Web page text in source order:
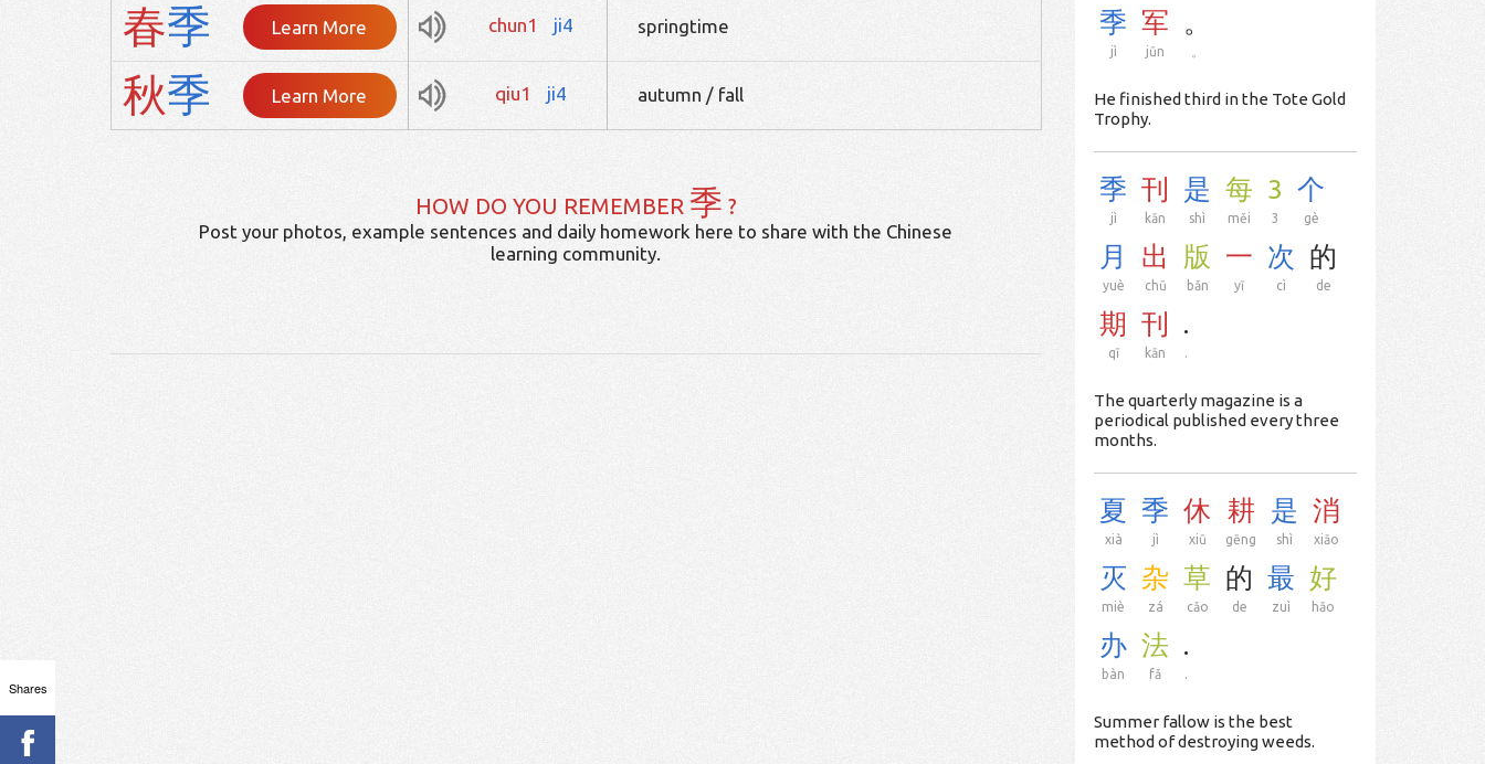
春季 Learn More chun1 ji4 springtime
秋季 Learn More qiu1 ji4 autumn / fall
HOW DO YOU REMEMBER 季 ?
Post your photos, example sentences and daily homework here to share with the Chinese
learning community.
季
jì
军
jūn
。
He finished third in the Tote Gold
Trophy.
季
jì
刊
kān
是
shì
每
měi
3
3
个
gè
月
yuè
出
chū
版
bǎn
一
yī
次
cì
的
de
期
qī
刊
kān
.
.
The quarterly magazine is a
periodical published every three
months.
夏
xià
季
jì
休
xiū
耕
gēng
是
shì
消
xiāo
灭
miè
杂
zá
草
cǎo
的
de
最
zuì
好
hǎo
办
bàn
法
fǎ
.
.
Summer fallow is the best
method of destroying weeds.
Shares